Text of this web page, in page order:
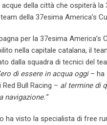
della città che ospiterà la
della 37esima America’s
per la 37esima America’s
nella capitale catalana, il
dalla squadra di tecnici del
di essere in acqua oggi– ha
Bull Racing – al termine di
visto la specialista di free